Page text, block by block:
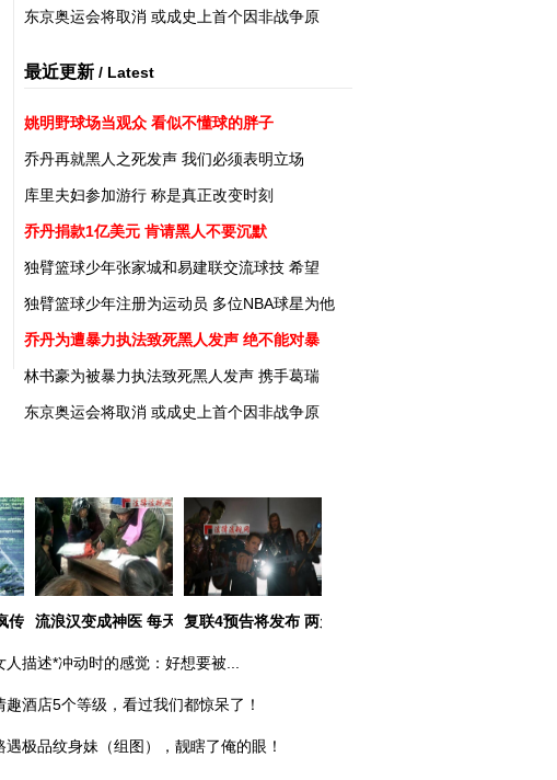
东京奥运会将取消 或成史上首个因非战争原
最近更新 / Latest
姚明野球场当观众 看似不懂球的胖子
乔丹再就黑人之死发声 我们必须表明立场
库里夫妇参加游行 称是真正改变时刻
乔丹捐款1亿美元 肯请黑人不要沉默
独臂篮球少年张家城和易建联交流球技 希望
独臂篮球少年注册为运动员 多位NBA球星为他
乔丹为遭暴力执法致死黑人发声 绝不能对暴
林书豪为被暴力执法致死黑人发声 携手葛瑞
东京奥运会将取消 或成史上首个因非战争原
传 这些用户高危
流浪汉变成神医 每天200人排队开药方复联4预告将发布 两天后洛杉矶见
人描述*冲动时的感觉：好想要被...
趣酒店5个等级，看过我们都惊呆了！
遇极品纹身妹（组图），靓瞎了俺的眼！